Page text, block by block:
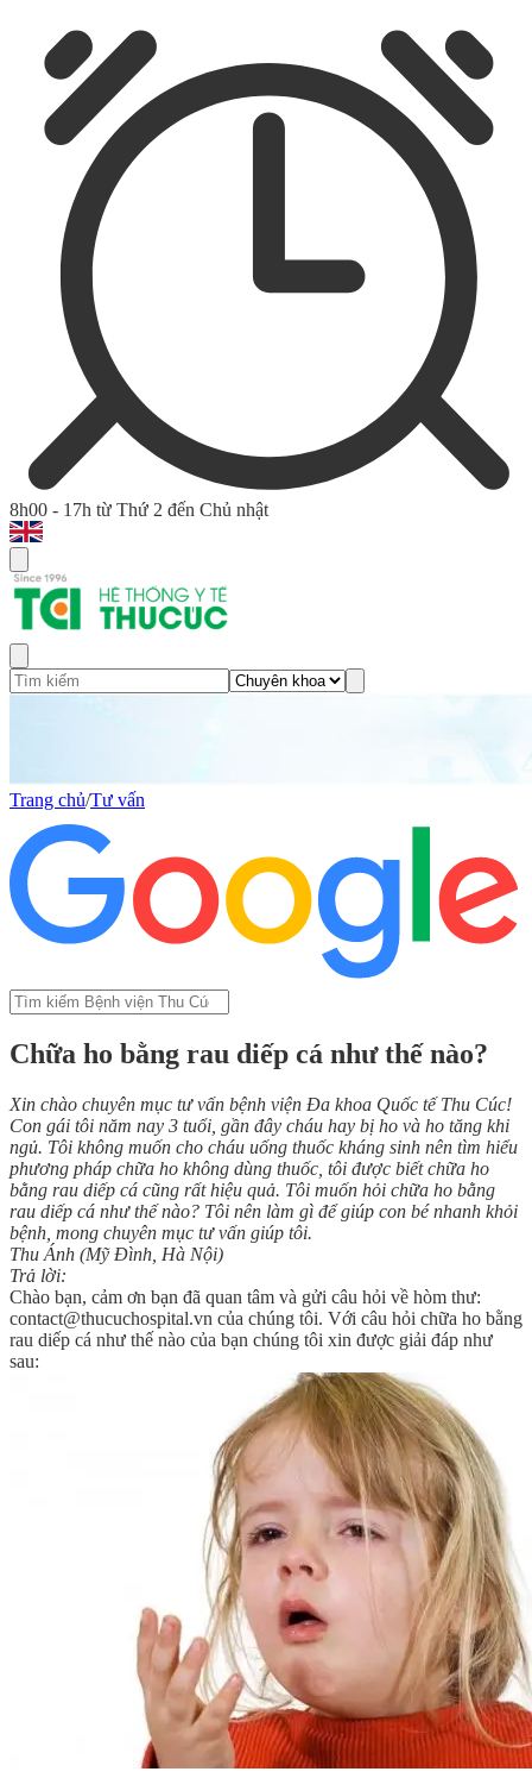
8h00 - 17h từ Thứ 2 đến Chủ nhật
Trang chủ/Tư vấn
Chữa ho bằng rau diếp cá như thế nào?
Xin chào chuyên mục tư vấn bệnh viện Đa khoa Quốc tế Thu Cúc!
Con gái tôi năm nay 3 tuổi, gần đây cháu hay bị ho và ho tăng khi
ngủ. Tôi không muốn cho cháu uống thuốc kháng sinh nên tìm hiểu
phương pháp chữa ho không dùng thuốc, tôi được biết chữa ho
bằng rau diếp cá cũng rất hiệu quả. Tôi muốn hỏi chữa ho bằng
rau diếp cá như thế nào? Tôi nên làm gì để giúp con bé nhanh khỏi
bệnh, mong chuyên mục tư vấn giúp tôi.
Thu Ánh (Mỹ Đình, Hà Nội)
Trả lời:
Chào bạn, cảm ơn bạn đã quan tâm và gửi câu hỏi về hòm thư:
contact@thucuchospital.vn của chúng tôi. Với câu hỏi chữa ho bằng
rau diếp cá như thế nào của bạn chúng tôi xin được giải đáp như
sau: